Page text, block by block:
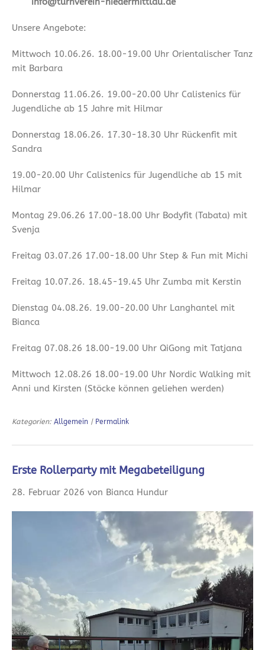
Unsere Angebote:
Mittwoch 10.06.26. 18.00-19.00 Uhr Orientalischer Tanz
mit Barbara
Donnerstag 11.06.26. 19.00-20.00 Uhr Calistenics für
Jugendliche ab 15 Jahre mit Hilmar
Donnerstag 18.06.26. 17.30-18.30 Uhr Rückenfit mit
Sandra
19.00-20.00 Uhr Calistenics für Jugendliche ab 15 mit
Hilmar
Montag 29.06.26 17.00-18.00 Uhr Bodyfit (Tabata) mit
Svenja
Freitag 03.07.26 17.00-18.00 Uhr Step & Fun mit Michi
Freitag 10.07.26. 18.45-19.45 Uhr Zumba mit Kerstin
Dienstag 04.08.26. 19.00-20.00 Uhr Langhantel mit
Bianca
Freitag 07.08.26 18.00-19.00 Uhr QiGong mit Tatjana
Mittwoch 12.08.26 18.00-19.00 Uhr Nordic Walking mit
Anni und Kirsten (Stöcke können geliehen werden)
Kategorien: Allgemein | Permalink
Erste Rollerparty mit Megabeteiligung
28. Februar 2026 von Bianca Hundur